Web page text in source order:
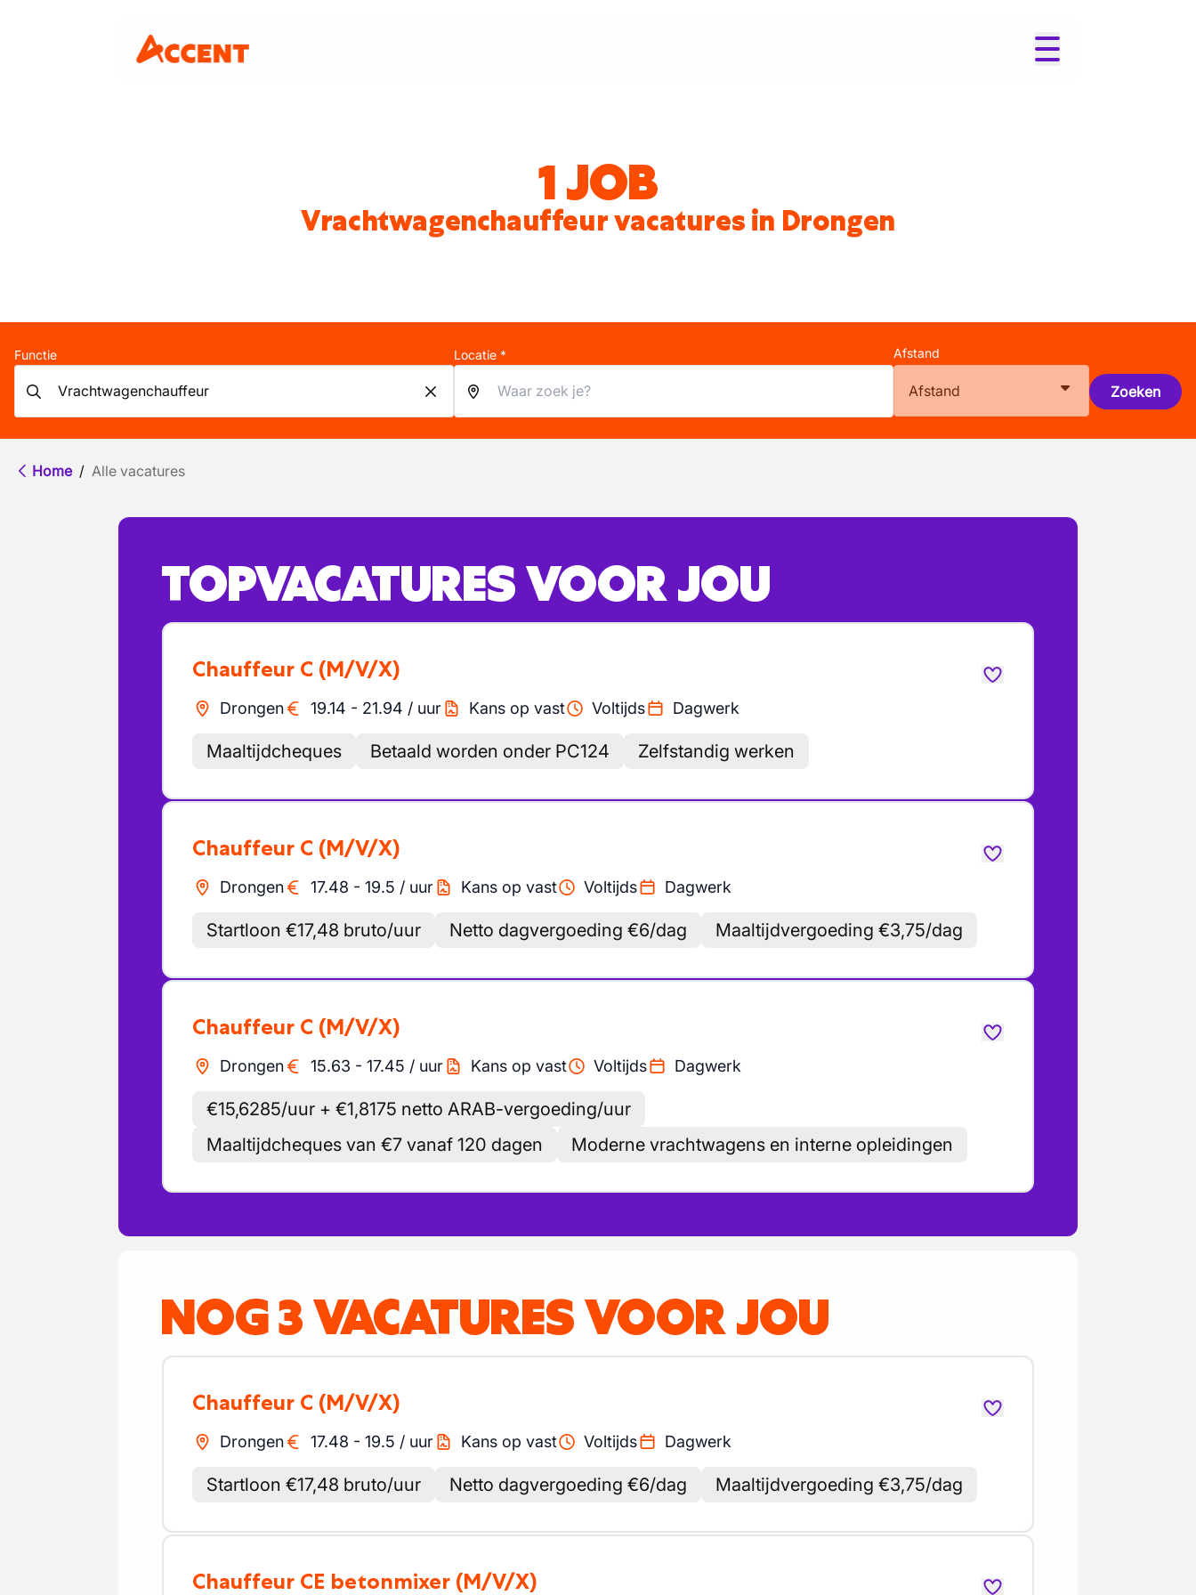
1 JOB
Vrachtwagenchauffeur vacatures in Drongen
Functie Locatie * Afstand
Afstand Zoeken
Home / Alle vacatures
TOPVACATURES VOOR JOU
Chauffeur C (M/V/X)
Drongen 19.14 - 21.94 / uur Kans op vast Voltijds Dagwerk
Maaltijdcheques Betaald worden onder PC124 Zelfstandig werken
Chauffeur C (M/V/X)
Drongen 17.48 - 19.5 / uur Kans op vast Voltijds Dagwerk
Startloon €17,48 bruto/uur Netto dagvergoeding €6/dag Maaltijdvergoeding €3,75/dag
Chauffeur C (M/V/X)
Drongen 15.63 - 17.45 / uur Kans op vast Voltijds Dagwerk
€15,6285/uur + €1,8175 netto ARAB-vergoeding/uur
Maaltijdcheques van €7 vanaf 120 dagen
Moderne vrachtwagens en interne opleidingen
NOG 3 VACATURES VOOR JOU
Chauffeur C (M/V/X)
Drongen 17.48 - 19.5 / uur Kans op vast Voltijds Dagwerk
Startloon €17,48 bruto/uur Netto dagvergoeding €6/dag Maaltijdvergoeding €3,75/dag
Chauffeur CE betonmixer (M/V/X)